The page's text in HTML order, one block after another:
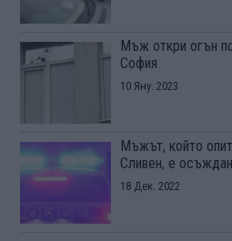
Мъж откри огън
София
10 Яну. 2023
Мъжът, който
Сливен, е
18 Дек. 2022